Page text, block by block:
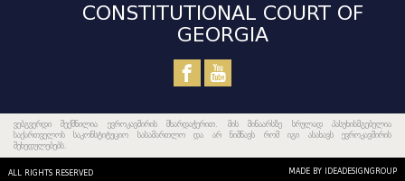
CONSTITUTIONAL COURT OF
GEORGIA
ვებგვერდი შექმნილია ევროკავშირის მხარდაჭერით. მის შინაარსზე სრულად პასუხისმგებელია
საქართველოს საკონსტიტუციო სასამართლო და არ ნიშნავს რომ იგი ასახავს ევროკავშირის
შეხედულებებს.
ALL RIGHTS RESERVED MADE BY IDEADESIGNGROUP